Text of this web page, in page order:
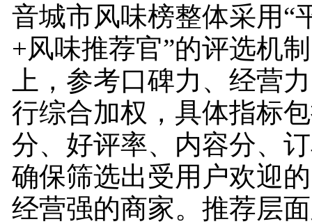
音城市风味榜整体采用“
+风味推荐官”的评选机
上，参考口碑力、经营
行综合加权，具体指标
分、好评率、内容分、
确保筛选出受用户欢迎
经营强的商家。推荐层